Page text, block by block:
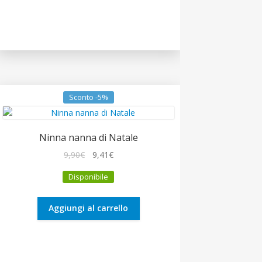
Sconto -5%
Ninna nanna di Natale
9,90€
originale
9,90€.
9,41€Il
attuale
9,41€.
Disponibile
Aggiungi al carrello